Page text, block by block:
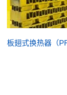
板翅式换热器（